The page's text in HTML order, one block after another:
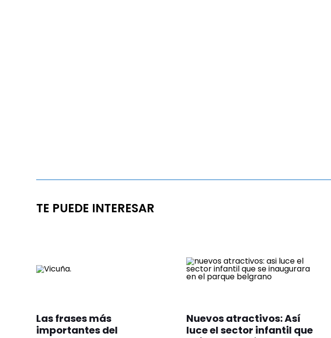
TE PUEDE INTERESAR
Las frases más
importantes del
Nuevos atractivos: Así
luce el sector infantil que